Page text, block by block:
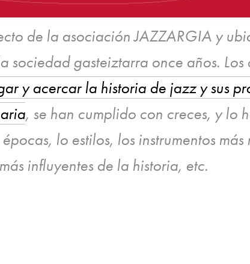
de la asociación JAZZARGIA y
sociedad gasteiztarra once años. Los
y acercar la historia de jazz y sus
, se han cumplido con creces, y lo
lo estilos, los instrumentos
influyentes de la historia, etc.